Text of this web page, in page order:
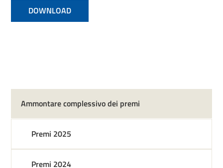
DOWNLOAD
Ammontare complessivo dei premi
Premi 2025
Premi 2024